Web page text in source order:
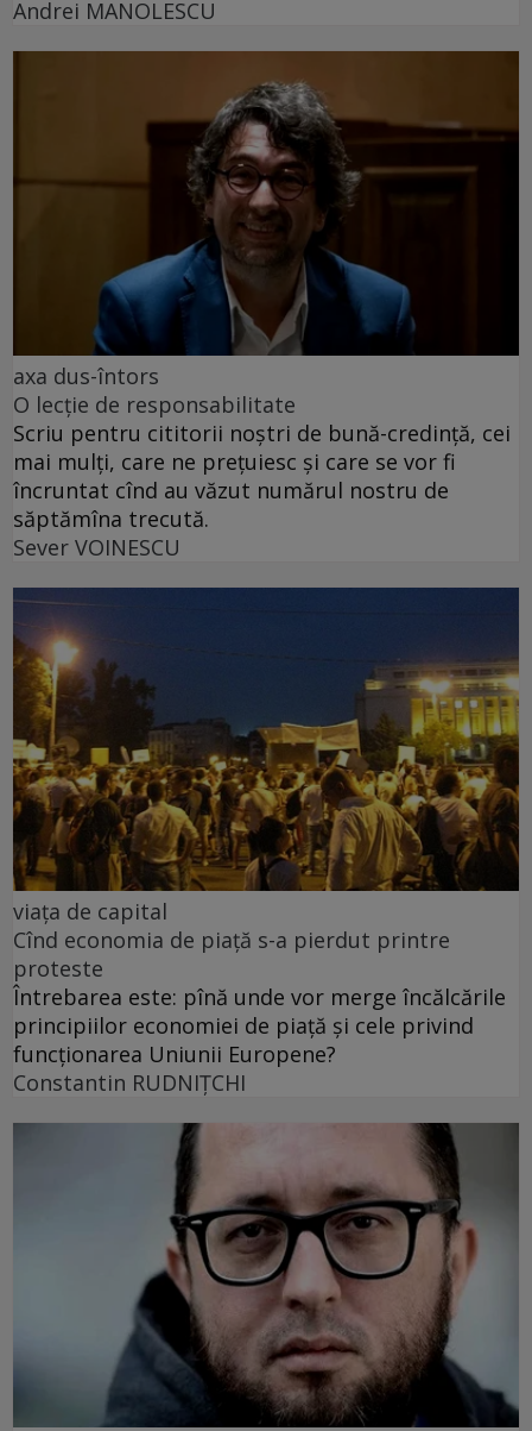
Andrei MANOLESCU
axa dus-întors
O lecție de responsabilitate
Scriu pentru cititorii noștri de bună-credință, cei
mai mulți, care ne prețuiesc și care se vor fi
încruntat cînd au văzut numărul nostru de
săptămîna trecută.
Sever VOINESCU
viața de capital
Cînd economia de piață s-a pierdut printre
proteste
Întrebarea este: pînă unde vor merge încălcările
principiilor economiei de piață și cele privind
funcționarea Uniunii Europene?
Constantin RUDNIŢCHI